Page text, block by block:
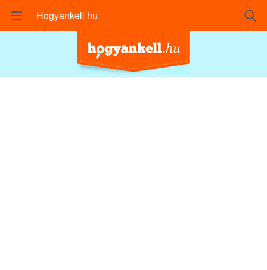
Hogyankell.hu